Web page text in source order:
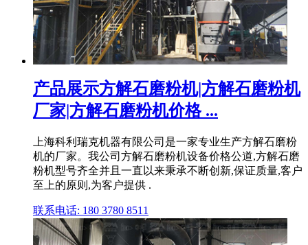
产品展示方解石磨粉机|方解石磨粉机
厂家|方解石磨粉机价格 ...
上海科利瑞克机器有限公司是一家专业生产方解石磨粉
机的厂家。我公司方解石磨粉机设备价格公道,方解石磨
粉机型号齐全并且一直以来秉承不断创新,保证质量,客户
至上的原则,为客户提供 .
联系电话: 180 3780 8511